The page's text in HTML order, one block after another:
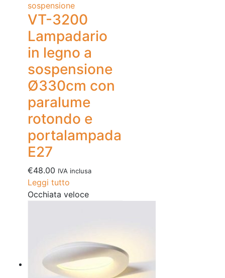
sospensione
VT-3200
Lampadario
in legno a
sospensione
Ø330cm con
paralume
rotondo e
portalampada
E27
€48.00 IVA inclusa
Leggi tutto
Occhiata veloce